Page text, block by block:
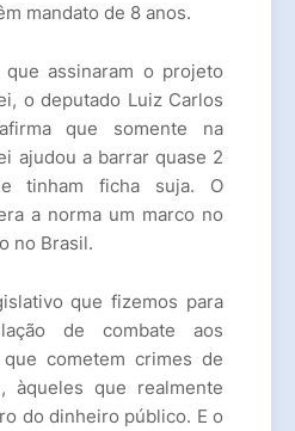
mandato de 8 anos.
assinaram o projeto
o deputado Luiz Carlos
que somente na
ajudou a barrar quase 2
tinham ficha suja. O
a norma um marco no
no Brasil.
que fizemos para
de combate aos
cometem crimes de
àqueles que realmente
do dinheiro público. E o